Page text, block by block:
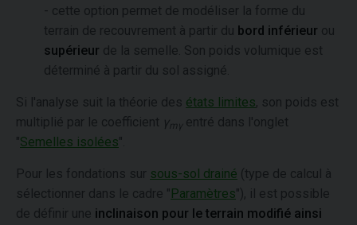
- cette option permet de modéliser la forme du
terrain de recouvrement à partir du bord inférieur ou
supérieur de la semelle. Son poids volumique est
déterminé à partir du sol assigné.
Si l'analyse suit la théorie des états limites, son poids est
multiplié par le coefficient γmγ entré dans l'onglet
"Semelles isolées".
Pour les fondations sur sous-sol drainé (type de calcul à
sélectionner dans le cadre "Paramètres"), il est possible
de définir une inclinaison pour le terrain modifié ainsi